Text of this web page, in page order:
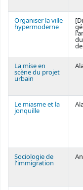
Organiser la ville
hypermoderne
La mise en
scène du projet
urbain
Le miasme et la
jonquille
Sociologie de
l'immigration